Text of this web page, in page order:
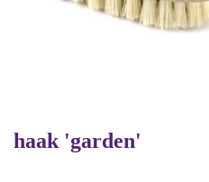
haak 'garden'